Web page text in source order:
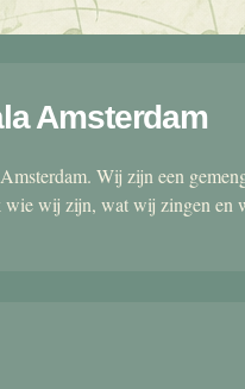
Amsterdam
Wij zijn een
wij zijn, wat wij zingen en